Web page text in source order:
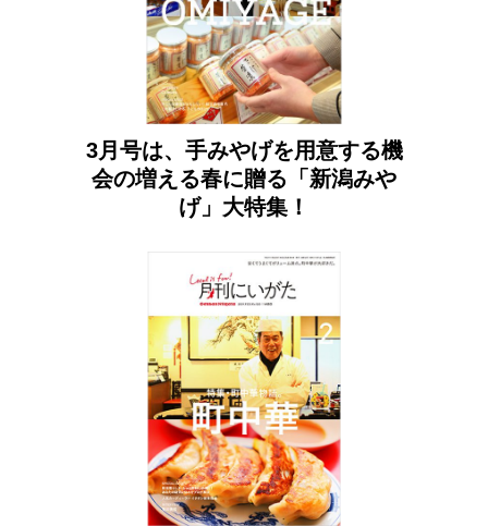
3月号は、手みやげを用意する機
会の増える春に贈る「新潟みや
げ」大特集！